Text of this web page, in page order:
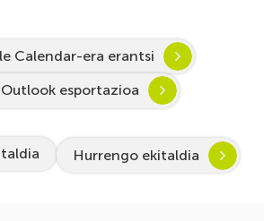
Calendar-era erantsi
esportazioa
Hurrengo ekitaldia